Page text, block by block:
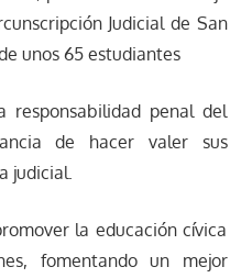
Judicial de San
unos 65 estudiantes
responsabilidad penal del
de hacer valer sus
judicial.
la educación cívica
fomentando un mejor